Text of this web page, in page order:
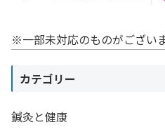
※一部未対応のものがござい
カテゴリー
鍼灸と健康